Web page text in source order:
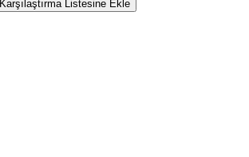
Karşılaştırma Listesine Ekle